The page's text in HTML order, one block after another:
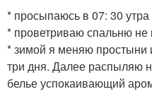
* просыпаюсь в 07: 30
* проветриваю спальню
* зимой я меняю простыни
три дня. Далее распыляю
белье успокаивающий